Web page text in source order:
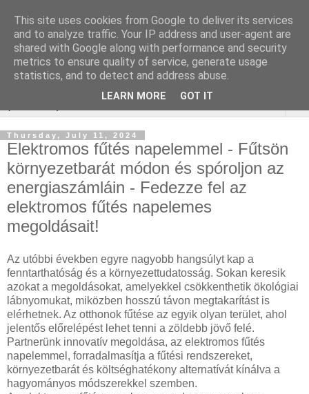
WordPress SEO
ügynökség
Thursday, July 11, 2024
Elektromos fűtés napelemmel - Fűtsön
környezetbarát módon és spóroljon az
energiaszámláin - Fedezze fel az
elektromos fűtés napelemes
megoldásait!
Az utóbbi években egyre nagyobb hangsúlyt kap a
fenntarthatóság és a környezettudatosság. Sokan keresik
azokat a megoldásokat, amelyekkel csökkenthetik ökológiai
lábnyomukat, miközben hosszú távon megtakarítást is
elérhetnek. Az otthonok fűtése az egyik olyan terület, ahol
jelentős előrelépést lehet tenni a zöldebb jövő felé.
Partnerünk innovatív megoldása, az elektromos fűtés
napelemmel, forradalmasítja a fűtési rendszereket,
környezetbarát és költséghatékony alternatívát kínálva a
hagyományos módszerekkel szemben.
This site uses cookies from Google to deliver its services
and to analyze traffic. Your IP address and user-agent are
shared with Google along with performance and security
metrics to ensure quality of service, generate usage
statistics, and to detect and address abuse.
LEARN MORE GOT IT